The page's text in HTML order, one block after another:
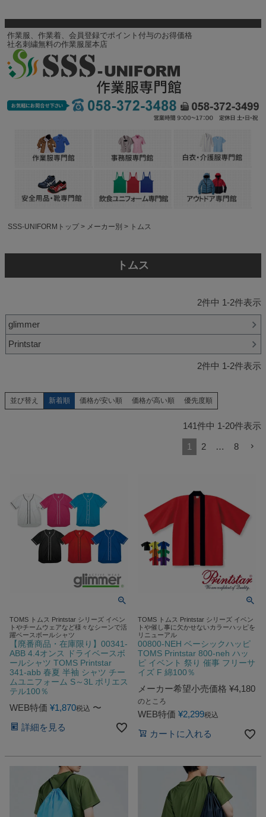
作業服、作業着、会員登録でポイント付与のお得価格
社名刺繍無料の作業服屋本店
SSS-UNIFORMトップ メーカー別 トムス
トムス
2件中 1-2件表示
glimmer
Printstar
2件中 1-2件表示
並び替え 新着順 価格が安い順 価格が高い順 優先度順
141件中 1-20件表示
1 2 … 8
TOMS トムス Printstar シリーズ イベン
トやチームウェアなど様々なシーンで活
躍ベースボールシャツ
【廃番商品・在庫限り】00341-
ABB 4.4オンス ドライベースボ
ールシャツ TOMS Printstar
341-abb 春夏 半袖 シャツ チー
ムユニフォーム S～3L ポリエス
テル100％
WEB特価 ¥1,870税込 〜
詳細を見る
TOMS トムス Printstar シリーズ イベン
トや催し事に欠かせないカラーハッピを
リニューアル
00800-NEH ベーシックハッピ
TOMS Printstar 800-neh ハッ
ピ イベント 祭り 催事 フリーサ
イズ F 綿100％
メーカー希望小売価格 ¥4,180
のところ
WEB特価 ¥2,299税込
カートに入れる